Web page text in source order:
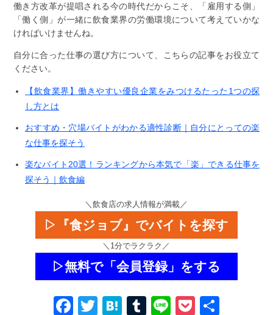
働き方改革が提唱される今の時代だからこそ、「雇用する側」
「働く側」が一緒に飲食業界の労働環境について考えていかな
ければいけませんね。
自分に合った仕事の選び方について、こちらの記事をお役立て
ください。
【飲食業界】働きやすい優良企業をみつけるたった1つの探
し方とは
おすすめ・穴場バイトがわかる適性診断｜自分にとっての楽
な仕事を探そう
楽なバイト20選！ランキングから本気で「楽」できる仕事を
探そう｜飲食編
＼飲食店の求人情報が満載／
▷『食ジョブ』でバイトを探す
＼1分でラクラク／
▷無料で「会員登録」をする
Facebook
TwitterHatena
Tumblr
LinePocket